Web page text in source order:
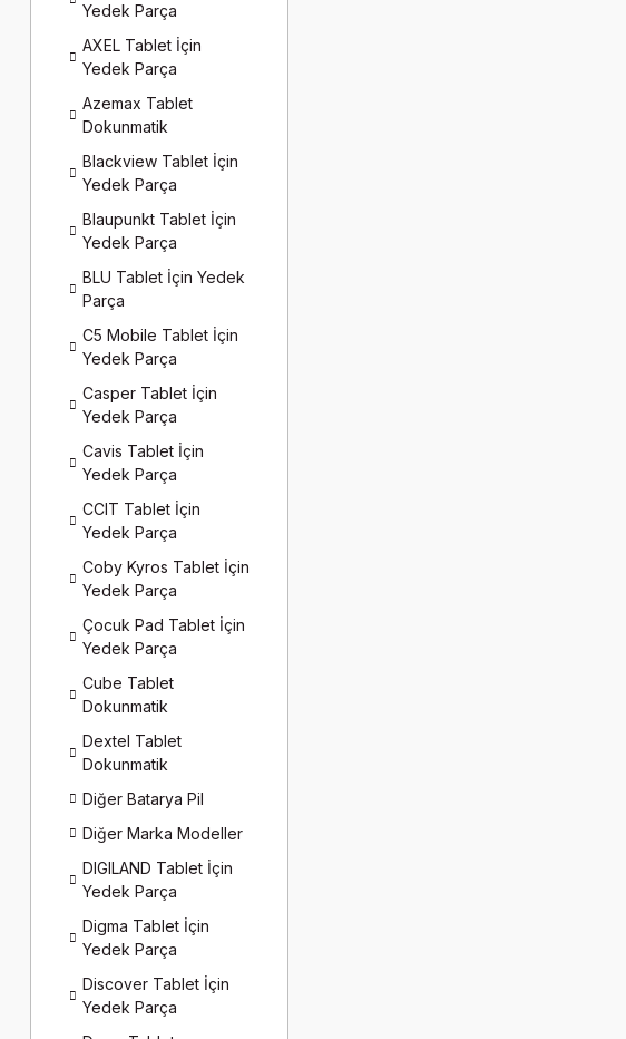
Yedek Parça
AXEL Tablet İçin
Yedek Parça
Azemax Tablet
Dokunmatik
Blackview Tablet İçin
Yedek Parça
Blaupunkt Tablet İçin
Yedek Parça
BLU Tablet İçin Yedek
Parça
C5 Mobile Tablet İçin
Yedek Parça
Casper Tablet İçin
Yedek Parça
Cavis Tablet İçin
Yedek Parça
CCIT Tablet İçin
Yedek Parça
Coby Kyros Tablet İçin
Yedek Parça
Çocuk Pad Tablet İçin
Yedek Parça
Cube Tablet
Dokunmatik
Dextel Tablet
Dokunmatik
Diğer Batarya Pil
Diğer Marka Modeller
DIGILAND Tablet İçin
Yedek Parça
Digma Tablet İçin
Yedek Parça
Discover Tablet İçin
Yedek Parça